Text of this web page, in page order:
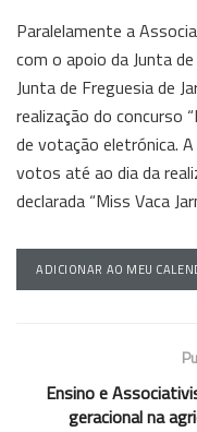
Paralelamente a
com o apoio da Junta
Junta de Freguesia de
realização do concurso
de votação eletrónica.
votos até ao dia da
declarada “Miss Vaca
ADICIONAR AO MEU
Ensino e
geracional na